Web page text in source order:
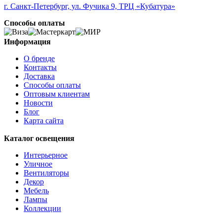
г. Санкт-Петербург, ул. Фучика 9, ТРЦ «Кубатура»
Способы оплаты
Информация
О бренде
Контакты
Доставка
Способы оплаты
Оптовым клиентам
Новости
Блог
Карта сайта
Каталог освещения
Интерьерное
Уличное
Вентиляторы
Декор
Мебель
Лампы
Коллекции